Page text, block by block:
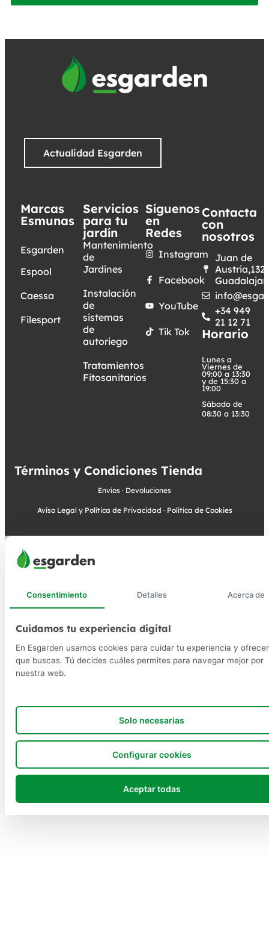
Actualidad Esgarden
Marcas
Esmunas
Esgarden
Espool
Caessa
Filesport
Servicios
para tu
jardín
Mantenimiento
de
Jardines
Instalación
de
sistemas
de
autoriego
Tratamientos
Fitosanitarios
Síguenos
en
Redes
Instagram
Facebook
YouTube
Tik Tok
Contacta
con
nosotros
Juan de
Austria,132.
+34 949
21 12 71
Horario
Lunes a
Viernes de
09:00 a 13:30
y de 15:30 a
19:00
Sábado de
08:30 a 13:30
Términos y Condiciones Tienda
Envíos · Devoluciones
Aviso Legal y Política de Privacidad · Política de Cookies
Consentimiento Detalles Acerca de
Cuidamos tu experiencia digital
En Esgarden usamos cookies para cuidar tu experiencia y
que buscas. Tú decides cuáles permites para navegar mejor por
nuestra web.
Solo necesarias
Configurar cookies
Aceptar todas